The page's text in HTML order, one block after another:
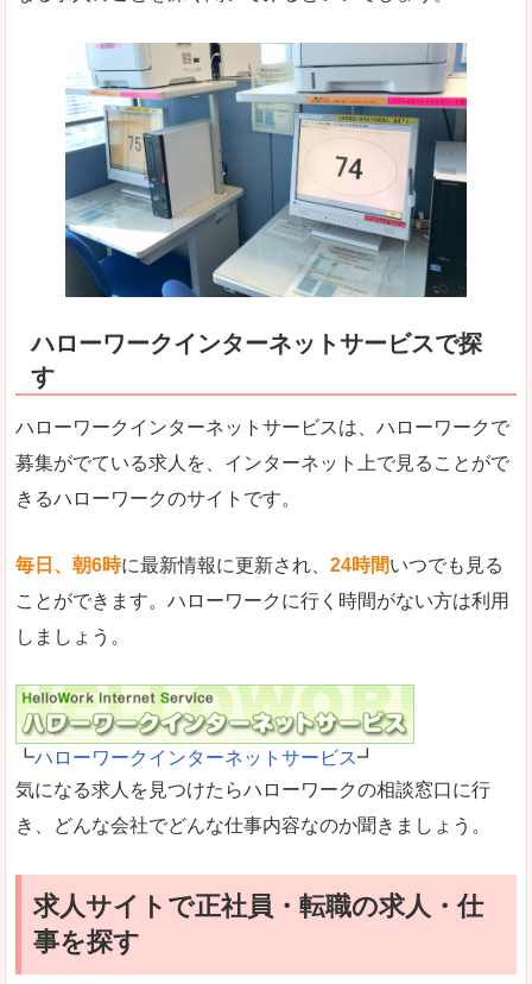
ハローワークインターネットサービスで探
す
ハローワークインターネットサービスは、ハローワークで
募集がでている求人を、インターネット上で見ることがで
きるハローワークのサイトです。
毎日、朝6時に最新情報に更新され、 24時間いつでも見る
ことができます。ハローワークに行く時間がない方は利用
しましょう。
┗ハローワークインターネットサービス┛
気になる求人を見つけたらハローワークの相談窓口に行
き、どんな会社でどんな仕事内容なのか聞きましょう。
求人サイトで正社員・転職の求人・仕
事を探す